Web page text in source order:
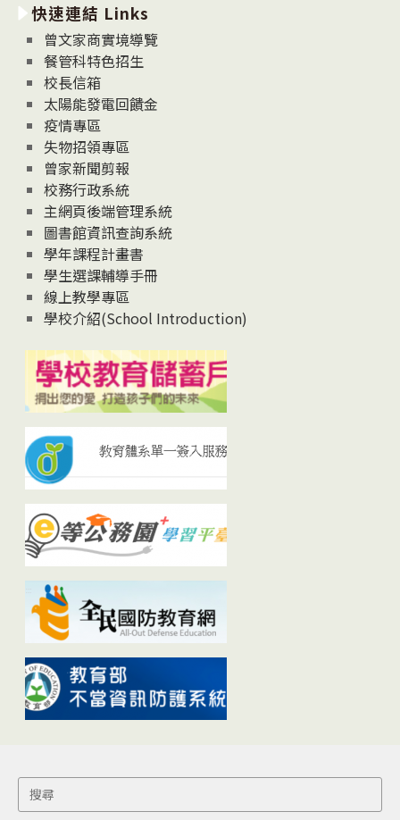
消
息
News
快速連結 Links
曾文家商實境導覽
餐管科特色招生
校長信箱
太陽能發電回饋金
疫情專區
失物招領專區
曾家新聞剪報
校務行政系統
主網頁後端管理系統
圖書館資訊查詢系統
學年課程計畫書
學生選課輔導手冊
線上教學專區
學校介紹(School Introduction)
Search
for: